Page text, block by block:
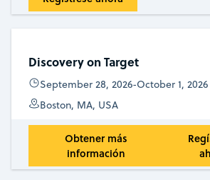
Discovery on Target
September 28, 2026-October 1, 2026
Boston, MA, USA
Obtener más
información